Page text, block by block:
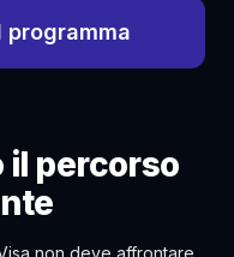
percorso